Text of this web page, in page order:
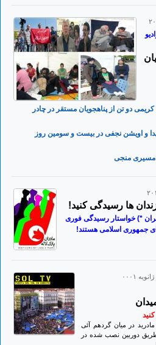
کریمی دو تن از پناهجویان مستقر در چادر
و اویشن نجفی در بیست و سومین روز
مسیری منجی
ها رسیدگی کنید!
*) خواستار رسیدگی فوری
جمهوری اسلامی هستند!
در میان گردهم آئی
طریق دوربین نصب شده در